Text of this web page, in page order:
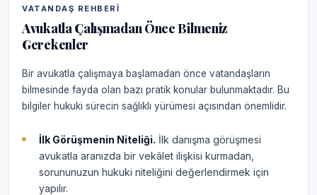
VATANDAŞ REHBERI
Avukatla Çalışmadan Önce Bilmeniz
Gerekenler
Bir avukatla çalışmaya başlamadan önce vatandaşların
bilmesinde fayda olan bazı pratik konular bulunmaktadır. Bu
bilgiler hukuki sürecin sağlıklı yürümesi açısından önemlidir.
İlk Görüşmenin Niteliği. İlk danışma görüşmesi
avukatla aranızda bir vekâlet ilişkisi kurmadan,
sorununuzun hukuki niteliğini değerlendirmek için
yapılır.